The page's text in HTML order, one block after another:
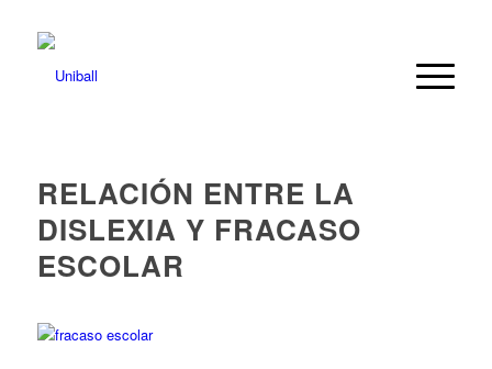
RELACIÓN ENTRE LA
DISLEXIA Y FRACASO
ESCOLAR